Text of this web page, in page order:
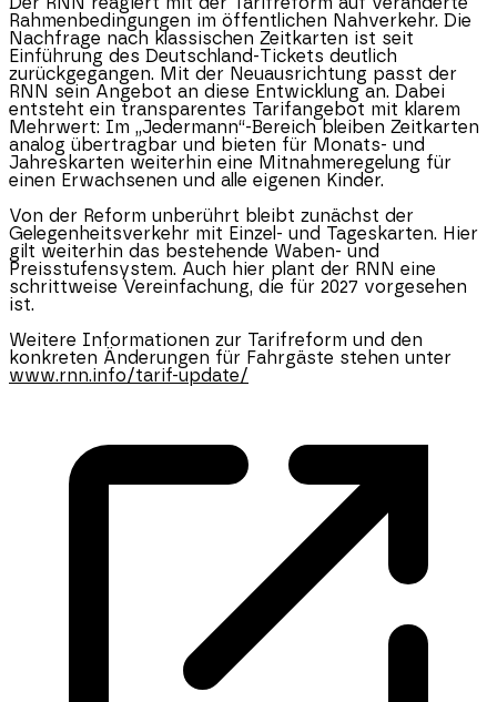
Rahmenbedingungen im öffentlichen Nahverkehr. Die
Nachfrage nach klassischen Zeitkarten ist seit
Einführung des Deutschland-Tickets deutlich
zurückgegangen. Mit der Neuausrichtung passt der
RNN sein Angebot an diese Entwicklung an. Dabei
entsteht ein transparentes Tarifangebot mit klarem
Mehrwert: Im „Jedermann“-Bereich bleiben Zeitkarten
analog übertragbar und bieten für Monats- und
Jahreskarten weiterhin eine Mitnahmeregelung für
einen Erwachsenen und alle eigenen Kinder.
Von der Reform unberührt bleibt zunächst der
Gelegenheitsverkehr mit Einzel- und Tageskarten. Hier
gilt weiterhin das bestehende Waben- und
Preisstufensystem. Auch hier plant der RNN eine
schrittweise Vereinfachung, die für 2027 vorgesehen
ist.
Weitere Informationen zur Tarifreform und den
konkreten Änderungen für Fahrgäste stehen unter
www.rnn.info/tarif-update/